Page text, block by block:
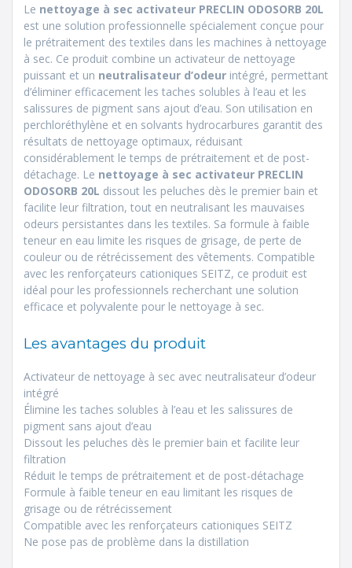
Le nettoyage à sec activateur PRECLIN ODOSORB 20L
est une solution professionnelle spécialement conçue pour
le prétraitement des textiles dans les machines à nettoyage
à sec. Ce produit combine un activateur de nettoyage
puissant et un neutralisateur d’odeur intégré, permettant
d’éliminer efficacement les taches solubles à l’eau et les
salissures de pigment sans ajout d’eau. Son utilisation en
perchloréthylène et en solvants hydrocarbures garantit des
résultats de nettoyage optimaux, réduisant
considérablement le temps de prétraitement et de post-
détachage. Le nettoyage à sec activateur PRECLIN
ODOSORB 20L dissout les peluches dès le premier bain et
facilite leur filtration, tout en neutralisant les mauvaises
odeurs persistantes dans les textiles. Sa formule à faible
teneur en eau limite les risques de grisage, de perte de
couleur ou de rétrécissement des vêtements. Compatible
avec les renforçateurs cationiques SEITZ, ce produit est
idéal pour les professionnels recherchant une solution
efficace et polyvalente pour le nettoyage à sec.
Les avantages du produit
Activateur de nettoyage à sec avec neutralisateur d’odeur
intégré
Élimine les taches solubles à l’eau et les salissures de
pigment sans ajout d’eau
Dissout les peluches dès le premier bain et facilite leur
filtration
Réduit le temps de prétraitement et de post-détachage
Formule à faible teneur en eau limitant les risques de
grisage ou de rétrécissement
Compatible avec les renforçateurs cationiques SEITZ
Ne pose pas de problème dans la distillation